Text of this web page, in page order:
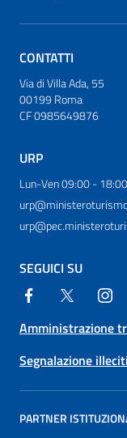
CONTATTI
Via di Villa Ada, 55
00199 Roma
CF 0985649876
URP
Lun-Ven 09:00 - 18:00
SEGUICI SU
Amministrazione
Segnalazione illeciti
PARTNER